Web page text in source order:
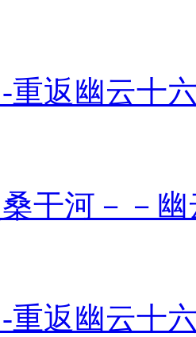
重返幽云十
干河－－
重返幽云十